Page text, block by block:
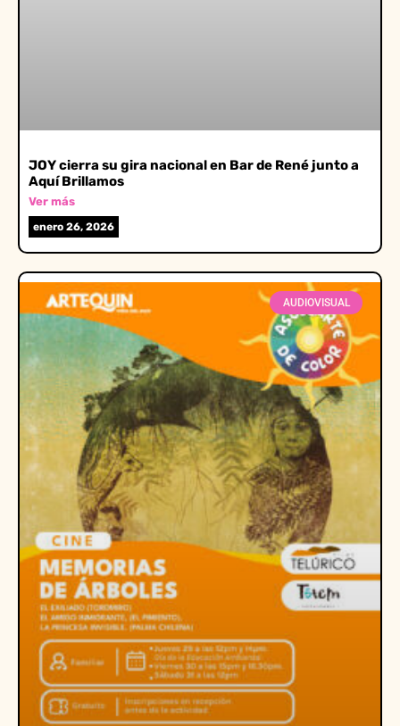
JOY cierra su gira nacional en Bar de René junto a
Aquí Brillamos
Ver más
enero 26, 2026
AUDIOVISUAL